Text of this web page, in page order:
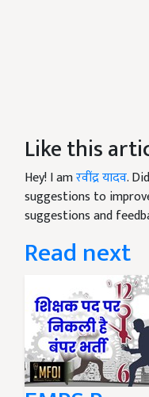
Like this
Hey! I amरवींद्र यादव.
suggestions to
suggestions and
Read next